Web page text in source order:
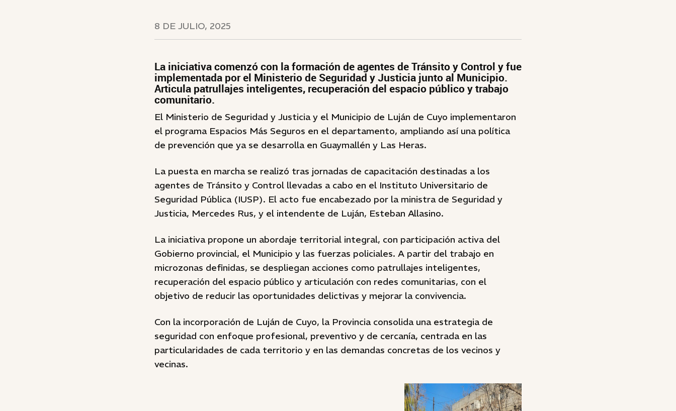
8 DE JULIO, 2025
La iniciativa comenzó con la formación de agentes de Tránsito y Control y fue
implementada por el Ministerio de Seguridad y Justicia junto al Municipio.
Articula patrullajes inteligentes, recuperación del espacio público y trabajo
comunitario.
El Ministerio de Seguridad y Justicia y el Municipio de Luján de Cuyo implementaron
el programa Espacios Más Seguros en el departamento, ampliando así una política
de prevención que ya se desarrolla en Guaymallén y Las Heras.
La puesta en marcha se realizó tras jornadas de capacitación destinadas a los
agentes de Tránsito y Control llevadas a cabo en el Instituto Universitario de
Seguridad Pública (IUSP). El acto fue encabezado por la ministra de Seguridad y
Justicia, Mercedes Rus, y el intendente de Luján, Esteban Allasino.
La iniciativa propone un abordaje territorial integral, con participación activa del
Gobierno provincial, el Municipio y las fuerzas policiales. A partir del trabajo en
microzonas definidas, se despliegan acciones como patrullajes inteligentes,
recuperación del espacio público y articulación con redes comunitarias, con el
objetivo de reducir las oportunidades delictivas y mejorar la convivencia.
Con la incorporación de Luján de Cuyo, la Provincia consolida una estrategia de
seguridad con enfoque profesional, preventivo y de cercanía, centrada en las
particularidades de cada territorio y en las demandas concretas de los vecinos y
vecinas.